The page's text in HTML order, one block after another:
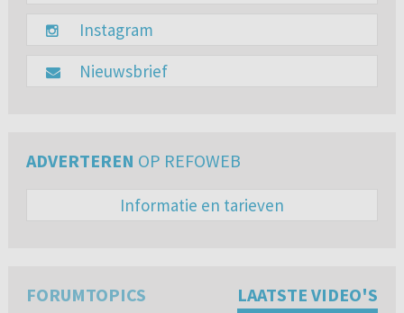
Instagram
Nieuwsbrief
ADVERTEREN OP REFOWEB
Informatie en tarieven
FORUMTOPICS LAATSTE VIDEO'S